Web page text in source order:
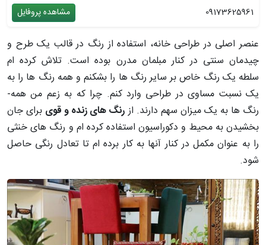
09173625961
مشاهده پروفایل
عنصر اصلی در طراحی خانه، استفاده از رنگ در قالب یک طرح و
چیدمان سنتی در کنار مبلمان مدرن بوده است. تلاش کرده ­ام
سلطه­ یک رنگ خاص بر سایر رنگ­ ها را بشکنم و همه­ رنگ ­ها را به
یک نسبت مساوی در طراحی وارد کنم. چرا که به زعم من همه­
رنگ­ ها به یک میزان سهم دارند. ازرنگ ­های زنده و قوی برای جان
بخشیدن به محیط و دکوراسیون استفاده کرده­ ام و رنگ ­های خنثی
را به عنوان مکمل در کنار آنها به کار برده ­ام تا تعادل رنگی حاصل
شود.